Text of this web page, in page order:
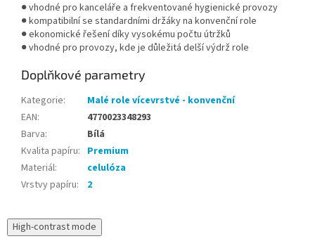
● vhodné pro kanceláře a frekventované hygienické provozy
● kompatibilní se standardními držáky na konvenční role
● ekonomické řešení díky vysokému počtu útržků
● vhodné pro provozy, kde je důležitá delší výdrž role
Doplňkové parametry
Kategorie:
Malé role vícevrstvé - konvenční
EAN:
4770023348293
Barva:
Bílá
Kvalita papíru: Premium
Materiál:
celulóza
Vrstvy papíru: 2
High-contrast mode